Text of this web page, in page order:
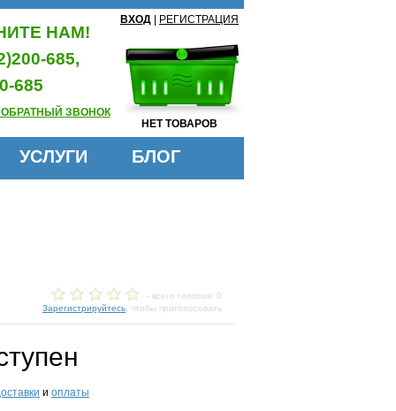
НАМ!
685,
685
ЗВОНОК
ВХОД РЕГИСТРАЦИЯ
НЕТ ТОВАРОВ
УСЛУГИ БЛОГ
- всего голосов: 0
Зарегистрируйтесь , чтобы проголосовать
и оплаты